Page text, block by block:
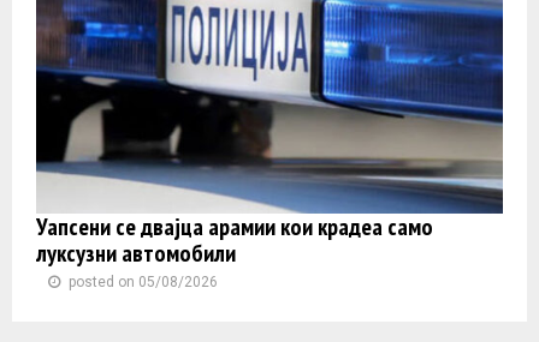
Уапсени се двајца арамии кои крадеа само
луксузни автомобили
posted on 05/08/2026